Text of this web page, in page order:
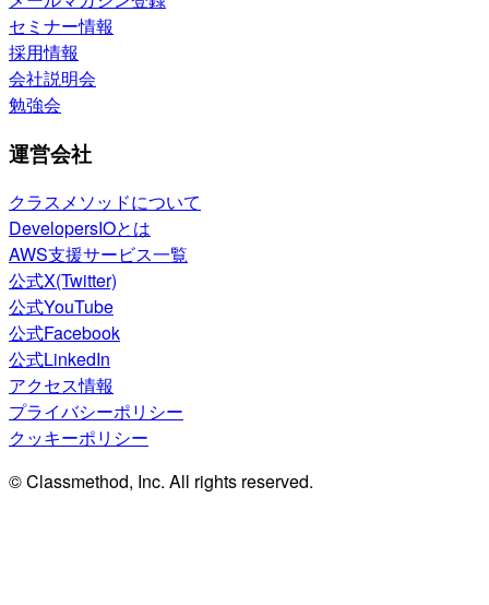
セミナー情報
採用情報
会社説明会
勉強会
運営会社
クラスメソッドについて
DevelopersIOとは
AWS支援サービス一覧
公式X(Twitter)
公式YouTube
公式Facebook
公式LinkedIn
アクセス情報
プライバシーポリシー
クッキーポリシー
© Classmethod, Inc. All rights reserved.